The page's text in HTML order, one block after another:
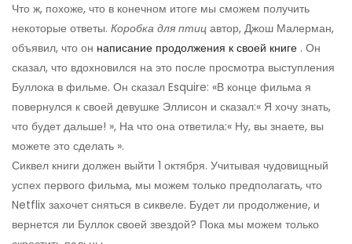
Что ж, похоже, что в конечном итоге мы сможем получить
некоторые ответы. Коробка для птиц автор, Джош Малерман,
объявил, что он написание продолжения к своей книге . Он
сказал, что вдохновился на это после просмотра выступления
Буллока в фильме. Он сказал Esquire: «В конце фильма я
повернулся к своей девушке Эллисон и сказал:« Я хочу знать,
что будет дальше! », На что она ответила:« Ну, вы знаете, вы
можете это сделать ».
Сиквел книги должен выйти 1 октября. Учитывая чудовищный
успех первого фильма, мы можем только предполагать, что
Netflix захочет сняться в сиквеле. Будет ли продолжение, и
вернется ли Буллок своей звездой? Пока мы можем только